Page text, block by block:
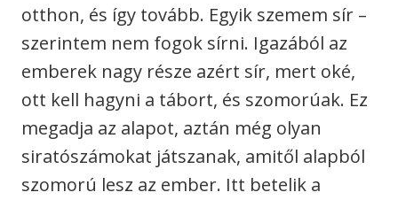
otthon, és így tovább. Egyik szemem sír –
szerintem nem fogok sírni. Igazából az
emberek nagy része azért sír, mert oké,
ott kell hagyni a tábort, és szomorúak. Ez
megadja az alapot, aztán még olyan
siratószámokat játszanak, amitől alapból
szomorú lesz az ember. Itt betelik a